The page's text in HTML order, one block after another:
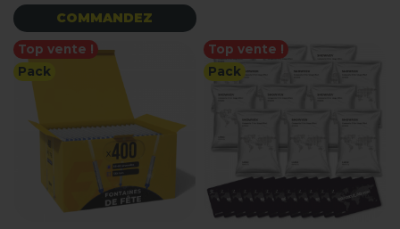
COMMANDEZ
Top vente !
Pack
Top vente !
Pack